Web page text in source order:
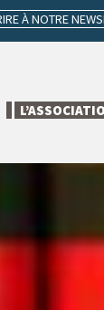
À NOTRE